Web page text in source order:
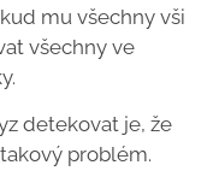
mu všechny vši
všechny ve
detekovat je, že
problém.